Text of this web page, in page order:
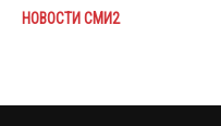
НОВОСТИ СМИ2